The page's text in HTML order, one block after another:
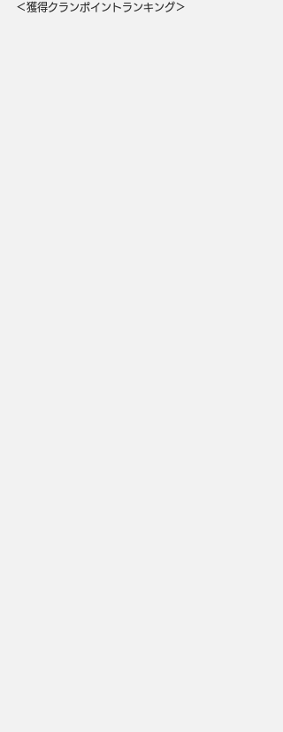
＜獲得クランポイントランキング＞